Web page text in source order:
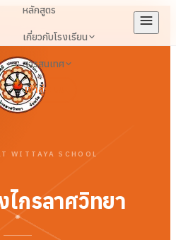
หลักสูตร
เกี่ยวกับโรงเรียน
สารสนเทศ
เข้าสู่ระบบ
WITTAYA SCHOOL
ไกรลาศวิทยา